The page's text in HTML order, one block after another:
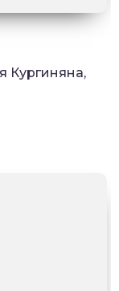
Кургиняна,